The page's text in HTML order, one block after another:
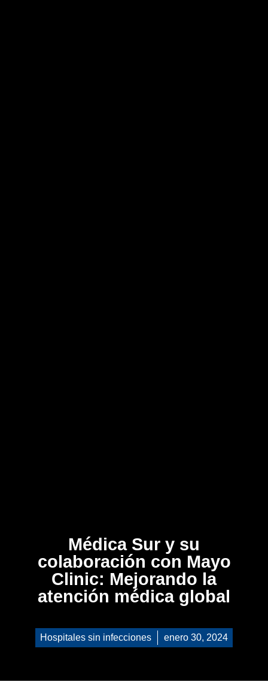
Médica Sur y su
colaboración con Mayo
Clinic: Mejorando la
atención médica global
Hospitales sin infecciones enero 30, 2024